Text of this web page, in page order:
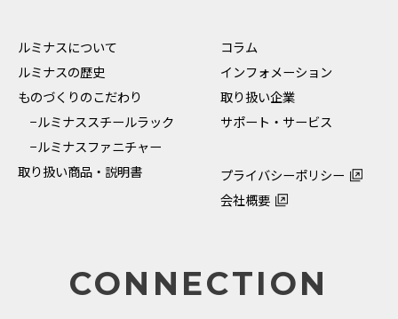
ルミナスについて
ルミナスの歴史
ものづくりのこだわり
−ルミナススチールラック
−ルミナスファニチャー
取り扱い商品・説明書
コラム
インフォメーション
取り扱い企業
サポート・サービス
プライバシーポリシー
会社概要
CONNECTION